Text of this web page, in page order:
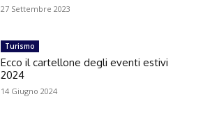
27 Settembre 2023
Turismo
Ecco il cartellone degli eventi estivi
2024
14 Giugno 2024